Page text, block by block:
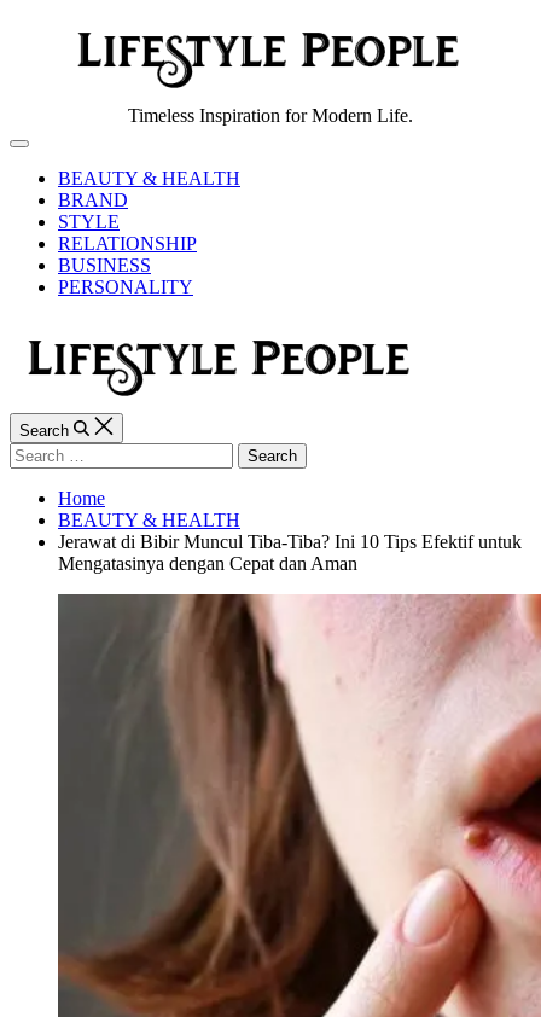
People
Timeless Inspiration for Modern Life.
Off
CanvasBEAUTY & HEALTH
BRAND
STYLE
RELATIONSHIP
BUSINESS
PERSONALITY
Search
Search
for:
Home
BEAUTY & HEALTH
Jerawat di Bibir Muncul Tiba-Tiba? Ini 10 Tips Efektif untuk
Mengatasinya dengan Cepat dan Aman